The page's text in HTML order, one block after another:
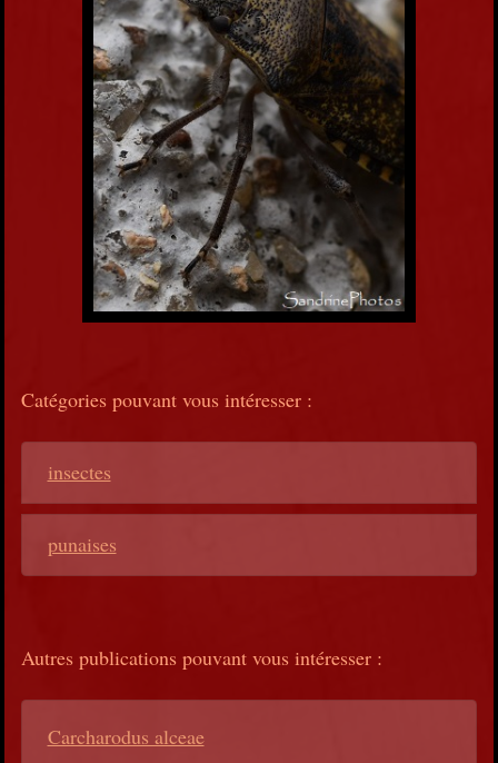
Catégories pouvant vous intéresser :
insectes
punaises
Autres publications pouvant vous intéresser :
Carcharodus alceae